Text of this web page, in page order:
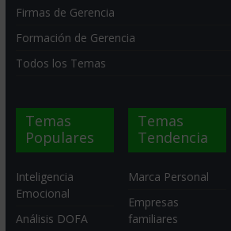
Firmas de Gerencia
Formación de Gerencia
Todos los Temas
Temas
Populares
Inteligencia
Emocional
Análisis DOFA
Temas
Tendencia
Marca Personal
Empresas
familiares